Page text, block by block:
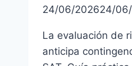
24/06/202624/
La evaluación de
anticipa